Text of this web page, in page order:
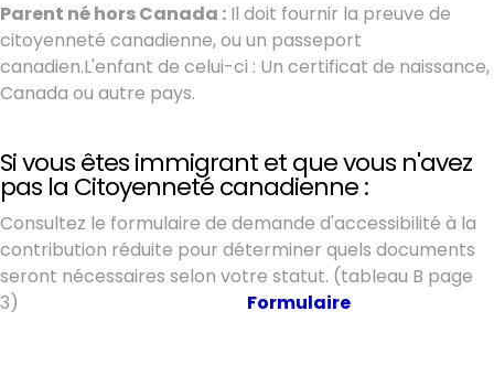
Parent né hors Canada : Il doit fournir la preuve de
citoyenneté canadienne, ou un passeport
canadien.L'enfant de celui-ci : Un certificat de naissance,
Canada ou autre pays.
Si vous êtes immigrant et que vous n'avez
pas la Citoyenneté canadienne :
Consultez le formulaire de demande d'accessibilité à la
contribution réduite pour déterminer quels documents
seront nécessaires selon votre statut. (tableau B page
3)
Formulaire